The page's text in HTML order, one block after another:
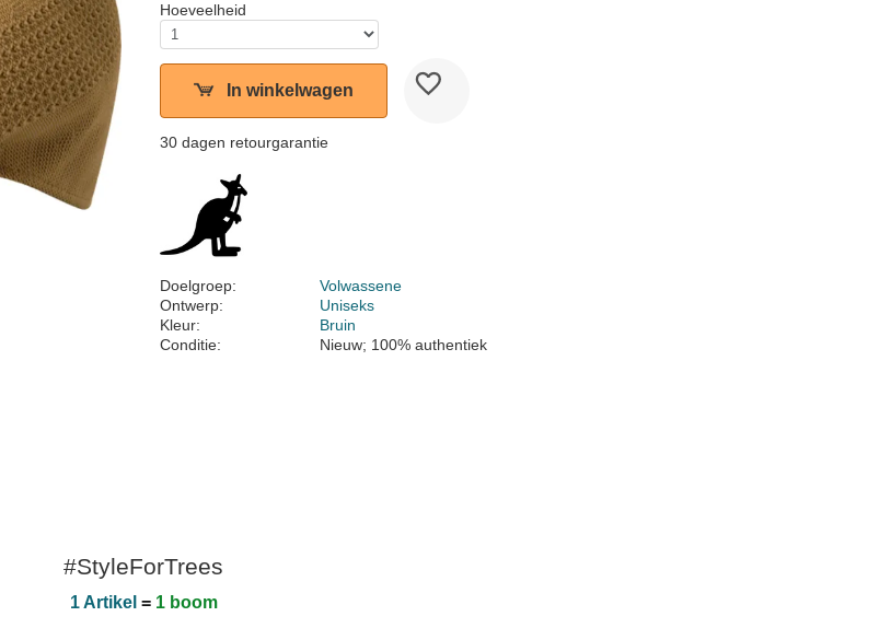
Hoeveelheid
In winkelwagen
30 dagen retourgarantie
Doelgroep:
Volwassene
Ontwerp:
Uniseks
Kleur:
Bruin
Conditie:
Nieuw; 100% authentiek
#StyleForTrees
1 Artikel = 1 boom